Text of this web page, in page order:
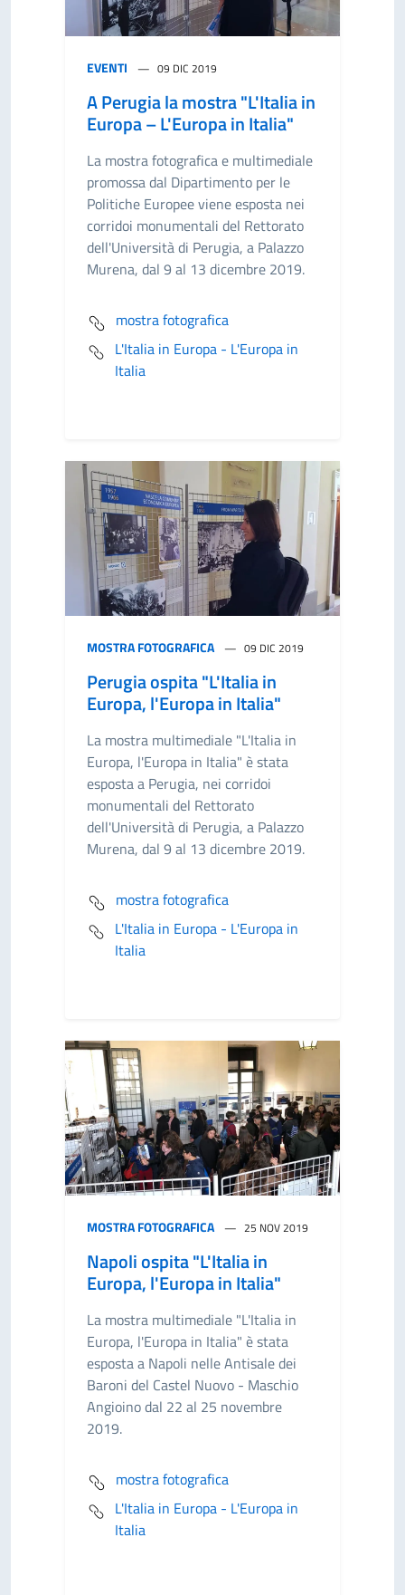
EVENTI 09 DIC 2019
A Perugia la mostra "L'Italia in
Europa – L'Europa in Italia"
La mostra fotografica e multimediale
promossa dal Dipartimento per le
Politiche Europee viene esposta nei
corridoi monumentali del Rettorato
dell'Università di Perugia, a Palazzo
Murena, dal 9 al 13 dicembre 2019.
mostra fotografica
L'Italia in Europa - L'Europa in
Italia
MOSTRA FOTOGRAFICA 09 DIC 2019
Perugia ospita "L'Italia in
Europa, l'Europa in Italia"
La mostra multimediale "L'Italia in
Europa, l'Europa in Italia" è stata
esposta a Perugia, nei corridoi
monumentali del Rettorato
dell'Università di Perugia, a Palazzo
Murena, dal 9 al 13 dicembre 2019.
mostra fotografica
L'Italia in Europa - L'Europa in
Italia
MOSTRA FOTOGRAFICA 25 NOV 2019
Napoli ospita "L'Italia in
Europa, l'Europa in Italia"
La mostra multimediale "L'Italia in
Europa, l'Europa in Italia" è stata
esposta a Napoli nelle Antisale dei
Baroni del Castel Nuovo - Maschio
Angioino dal 22 al 25 novembre
2019.
mostra fotografica
L'Italia in Europa - L'Europa in
Italia